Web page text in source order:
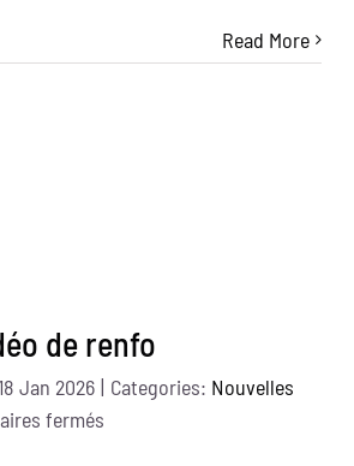
Read More
de renfo
Jan 2026 | Categories: Nouvelles
ferméssur